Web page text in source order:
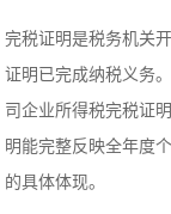
完税证明是税务机关
证明已完成纳税义务
司企业所得税完税证
明能完整反映全年度
的具体体现。